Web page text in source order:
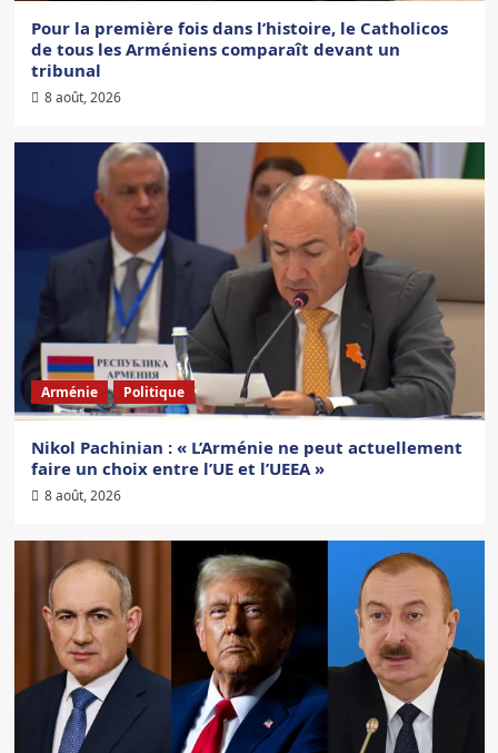
Pour la première fois dans l’histoire, le Catholicos
de tous les Arméniens comparaît devant un
tribunal
8 août, 2026
Arménie Politique
Nikol Pachinian : « L’Arménie ne peut actuellement
faire un choix entre l’UE et l’UEEA »
8 août, 2026